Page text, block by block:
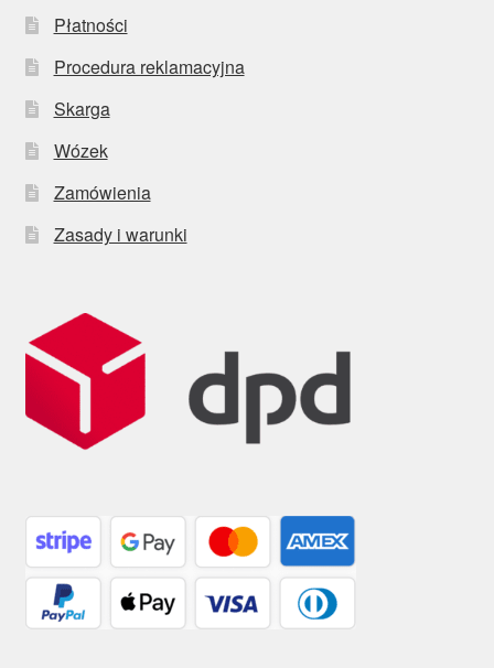
Płatności
Procedura reklamacyjna
Skarga
Wózek
Zamówienia
Zasady i warunki